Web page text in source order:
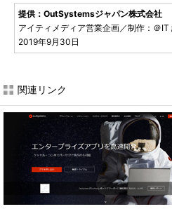
提供：OutSystemsジャパン株式会社
アイティメディア営業企画／制作：＠IT
2019年9月30日
関連リンク